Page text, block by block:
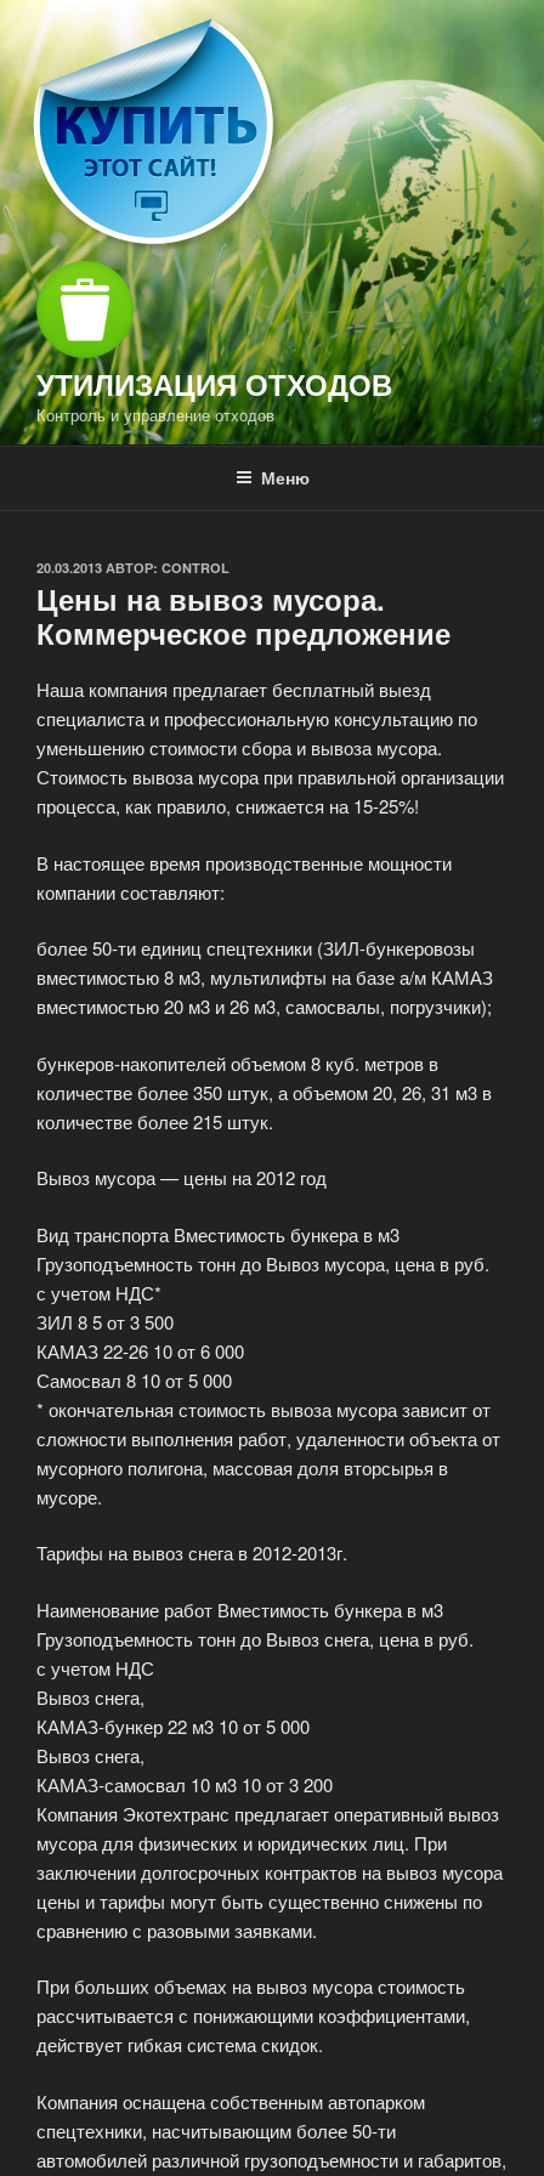
Перейти
содержимому
УТИЛИЗАЦИЯ ОТХОДОВ
Контроль и управление отходов
Меню
ОПУБЛИКОВАНО
20.03.2013 АВТОР: CONTROL
Цены на вывоз мусора.
Коммерческое предложение
Наша компания предлагает бесплатный выезд
специалиста и профессиональную консультацию по
уменьшению стоимости сбора и вывоза мусора.
Стоимость вывоза мусора при правильной организации
процесса, как правило, снижается на 15-25%!
В настоящее время производственные мощности
компании составляют:
более 50-ти единиц спецтехники (ЗИЛ-бункеровозы
вместимостью 8 м3, мультилифты на базе а/м КАМАЗ
вместимостью 20 м3 и 26 м3, самосвалы, погрузчики);
бункеров-накопителей объемом 8 куб. метров в
количестве более 350 штук, а объемом 20, 26, 31 м3 в
количестве более 215 штук.
Вывоз мусора — цены на 2012 год
Вид транспорта Вместимость бункера в м3
Грузоподъемность тонн до Вывоз мусора, цена в руб.
с учетом НДС*
ЗИЛ 8 5 от 3 500
КАМАЗ 22-26 10 от 6 000
Самосвал 8 10 от 5 000
* окончательная стоимость вывоза мусора зависит от
сложности выполнения работ, удаленности объекта от
мусорного полигона, массовая доля вторсырья в
мусоре.
Тарифы на вывоз снега в 2012-2013г.
Наименование работ Вместимость бункера в м3
Грузоподъемность тонн до Вывоз снега, цена в руб.
с учетом НДС
Вывоз снега,
КАМАЗ-бункер 22 м3 10 от 5 000
Вывоз снега,
КАМАЗ-самосвал 10 м3 10 от 3 200
Компания Экотехтранс предлагает оперативный вывоз
мусора для физических и юридических лиц. При
заключении долгосрочных контрактов на вывоз мусора
цены и тарифы могут быть существенно снижены по
сравнению с разовыми заявками.
При больших объемах на вывоз мусора стоимость
рассчитывается с понижающими коэффициентами,
действует гибкая система скидок.
Компания оснащена собственным автопарком
спецтехники, насчитывающим более 50-ти
автомобилей различной грузоподъемности и габаритов,